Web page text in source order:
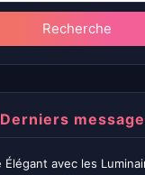
Recherche
Derniers
Élégant avec les